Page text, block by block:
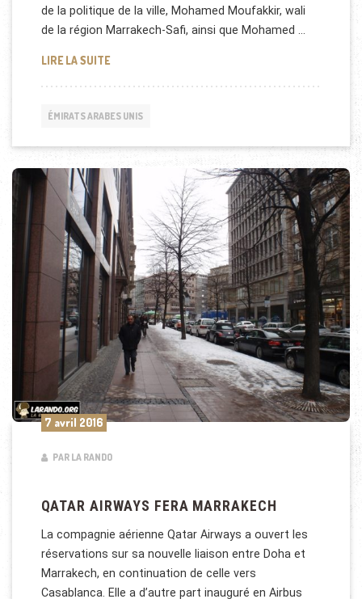
de la politique de la ville, Mohamed Moufakkir, wali
de la région Marrakech-Safi, ainsi que Mohamed …
LIRE LA SUITELES EMIRATS ARABES UNIS INVESTISSENT À
ÉMIRATS ARABES UNIS
7 avril 2016
PAR LA RANDO
QATAR AIRWAYS FERA MARRAKECH
La compagnie aérienne Qatar Airways a ouvert les
réservations sur sa nouvelle liaison entre Doha et
Marrakech, en continuation de celle vers
Casablanca. Elle a d’autre part inauguré en Airbus